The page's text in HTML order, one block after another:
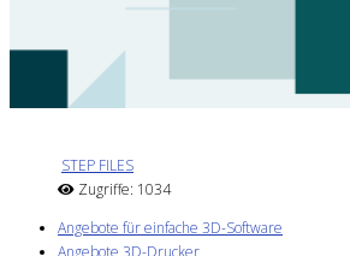
STEP FILES
Zugriffe: 1034
Angebote für einfache 3D-Software
Angebote 3D-Drucker